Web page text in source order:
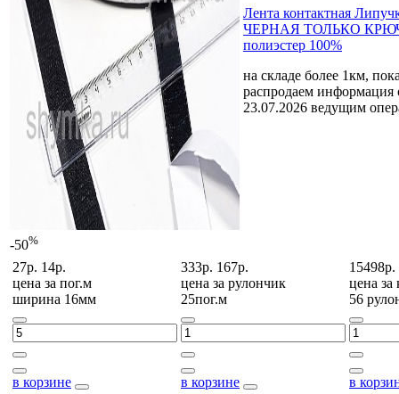
-50%
Лента контактная
ЧЕРНАЯ ТОЛЬКО
полиэстер 100%
на складе более 1км,
распродаем информация
23.07.2026 ведущим
27р. 14р.
цена за пог.м
ширина 16мм
в корзине
333р. 167р.
цена за рулончик
25пог.м
в корзине
15498р.
цена за
56
в